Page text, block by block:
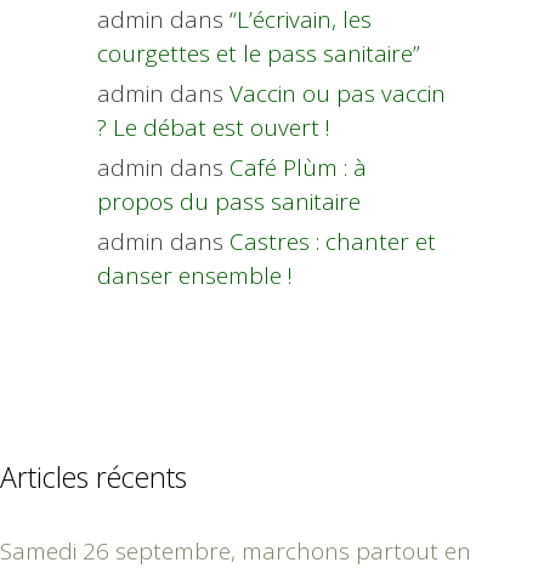
admin dans “L’écrivain, les
courgettes et le pass sanitaire”
admin dans Vaccin ou pas vaccin
? Le débat est ouvert !
admin dans Café Plùm : à
propos du pass sanitaire
admin dans Castres : chanter et
danser ensemble !
Articles récents
Samedi 26 septembre, marchons partout en